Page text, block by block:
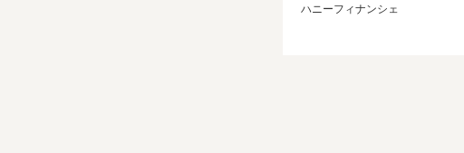
ハニーフィナンシェ